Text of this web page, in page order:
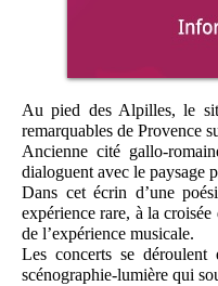
Au pied des Alpilles, le
remarquables de Provence
Ancienne cité gallo-
dialoguent avec le paysage
Dans cet écrin d’une
expérience rare, à la
de l’expérience musicale.
Les concerts se
scénographie-lumière qui